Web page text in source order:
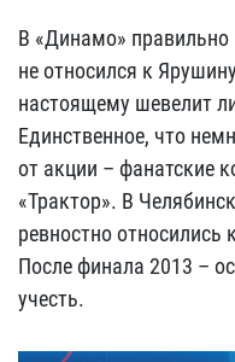
В «Динамо» правильно
не относился к
настоящему шевелит
Единственное, что
от акции – фанатские
«Трактор». В
ревностно
После финала 2013 –
учесть.